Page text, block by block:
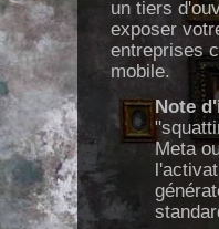
un tiers
exposer
entreprises
mobile.
Note
Meta